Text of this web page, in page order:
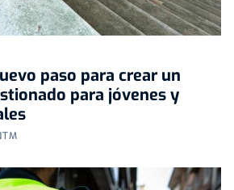
paso para crear un
para jóvenes y